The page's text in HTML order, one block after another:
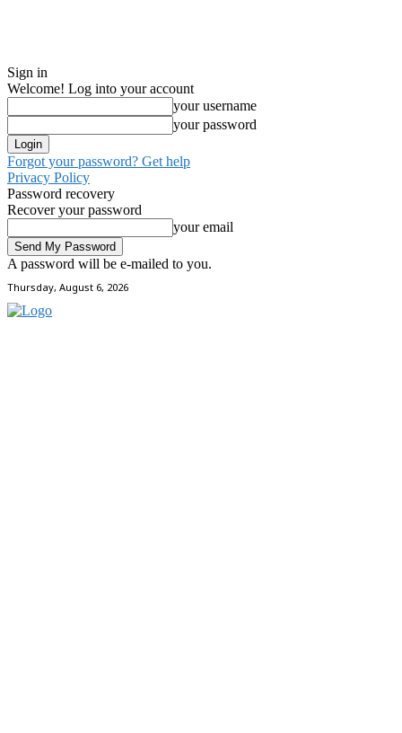
Sign in
Welcome! Log into your account
your username
your password
Forgot your password? Get help
Privacy Policy
Password recovery
Recover your password
your email
A password will be e-mailed to you.
Thursday, August 6, 2026